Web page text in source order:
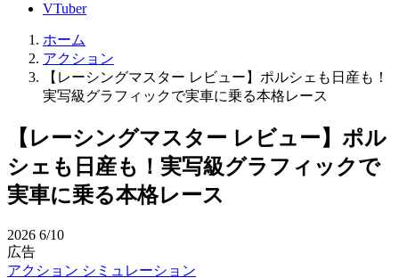
VTuber
ホーム
アクション
【レーシングマスター レビュー】ポルシェも日産も！
実写級グラフィックで実車に乗る本格レース
【レーシングマスター レビュー】ポル
シェも日産も！実写級グラフィックで
実車に乗る本格レース
2026 6/10
広告
アクション シミュレーション